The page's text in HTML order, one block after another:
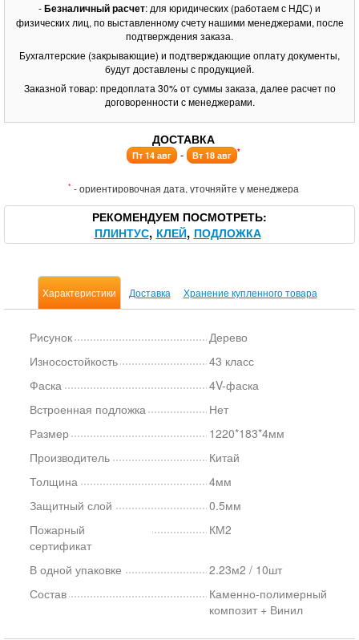
-Безналичный расчет: для юридических (работаем с НДС) и
физических лиц, по выставленному счету нашими менеджерами, после
подтверждения заказа.
Бухгалтерские (закрывающие) и подтверждающие оплату документы,
будут доставлены с продукцией.
Заказной товар: предоплата 30% от суммы заказа, далее расчет по
договоренности с менеджерами.
ДОСТАВКА
Пт 14 авг - Вт 18 авг *
* - ориентировочная дата, уточняйте у менеджера
РЕКОМЕНДУЕМ ПОСМОТРЕТЬ
ПЛИНТУС КЛЕЙ ПОДЛОЖКА
Характеристики Доставка Хранение купленного товара
Рисунок
Дерево
Износостойкость
43 класс
Фаска
4V-фаска
Встроенная подложка
Нет
Размер
1220*183*4мм
Производитель
Китай
Толщина
4мм
Защитный слой
0.5мм
Пожарный
сертификат
КМ2
В одной упаковке
2.23м2 / 10шт
Состав
Каменно-полимерный
композит + Винил